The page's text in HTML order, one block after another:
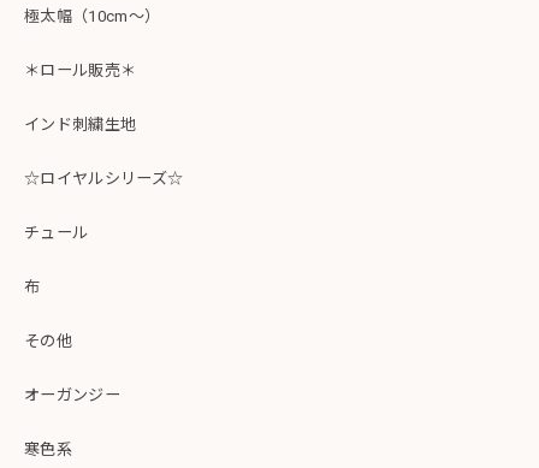
極太幅（10cm～）
＊ロール販売＊
インド刺繍生地
☆ロイヤルシリーズ☆
チュール
布
その他
オーガンジー
寒色系